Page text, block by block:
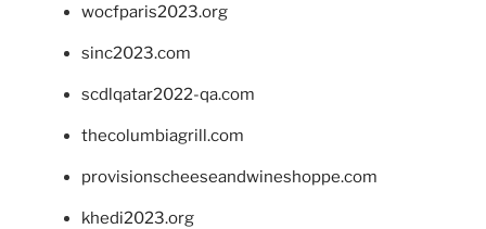
wocfparis2023.org
sinc2023.com
scdlqatar2022-qa.com
thecolumbiagrill.com
provisionscheeseandwineshoppe.com
khedi2023.org